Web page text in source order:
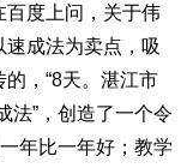
百度上问，关于伟
成法为卖点，吸
，“8天。湛江市
法”，创造了一个令
年比一年好；教学